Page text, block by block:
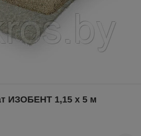
ИЗОБЕНТ 1,15 x 5 м